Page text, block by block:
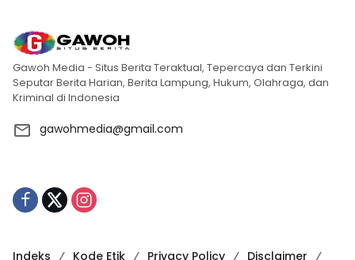
Gawoh Media - Situs Berita Teraktual, Tepercaya dan Terkini
Seputar Berita Harian, Berita Lampung, Hukum, Olahraga, dan
Kriminal di Indonesia
gawohmedia@gmail.com
Indeks Kode Etik Privacy Policy Disclaimer